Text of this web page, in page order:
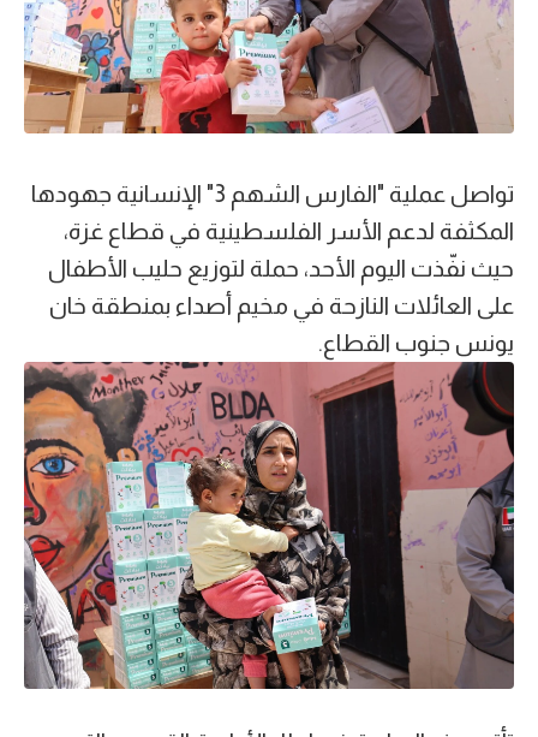
تواصل عملية "الفارس الشهم 3" الإنسانية جهودها
المكثفة لدعم الأسر الفلسطينية في قطاع غزة،
حيث نفّذت اليوم الأحد، حملة لتوزيع حليب الأطفال
على العائلات النازحة في مخيم أصداء بمنطقة خان
يونس جنوب القطاع.